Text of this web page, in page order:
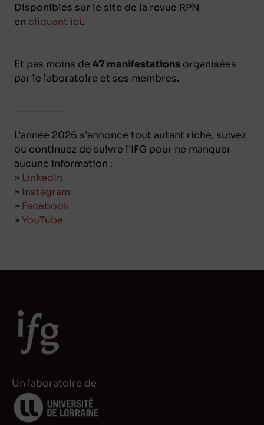
Disponibles sur le site de la revue RPN
en cliquant ici.
Et pas moins de 47 manifestations organisées
par le laboratoire et ses membres.
L’année 2026 s’annonce tout autant riche, suivez
ou continuez de suivre l’IFG pour ne manquer
aucune information :
> LinkedIn
> Instagram
> Facebook
> YouTube
Un laboratoire de